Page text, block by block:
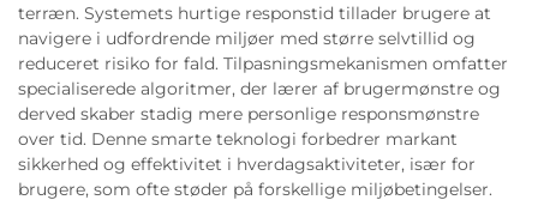
terræn. Systemets hurtige responstid tillader brugere at
navigere i udfordrende miljøer med større selvtillid og
reduceret risiko for fald. Tilpasningsmekanismen omfatter
specialiserede algoritmer, der lærer af brugermønstre og
derved skaber stadig mere personlige responsmønstre
over tid. Denne smarte teknologi forbedrer markant
sikkerhed og effektivitet i hverdagsaktiviteter, især for
brugere, som ofte støder på forskellige miljøbetingelser.